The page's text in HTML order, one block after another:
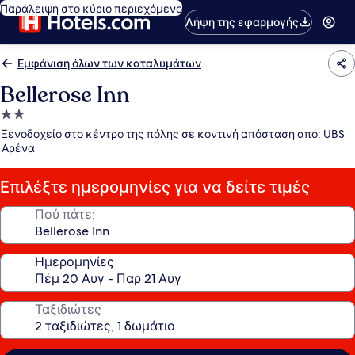
Παράλειψη στο κύριο περιεχόμενο
Λήψη της εφαρμογής
Εμφάνιση όλων των καταλυμάτων
Bellerose Inn
Κατάλυμα
με
2.0
αστέρια
Ξενοδοχείο στο κέντρο της πόλης σε κοντινή απόσταση από: UBS
Αρένα
Επιλέξτε ημερομηνίες για να δείτε τιμές
Πού πάτε;
Ημερομηνίες
Ταξιδιώτες